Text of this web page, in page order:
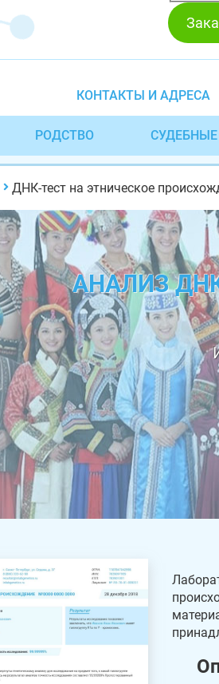
КОНТАКТЫ И АДРЕСА
РОДСТВО
ДНК-тест на этническое
АНАЛИЗ